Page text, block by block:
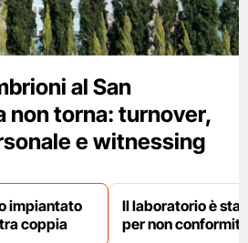
al San
non torna: turnover,
e witnessing
impiantato
coppia
Il laboratorio è
per non